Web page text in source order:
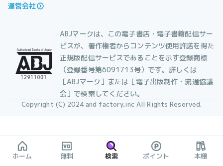
運営会社
ABJマークは、この電子書店・電子書籍配信サー
ビスが、著作権者からコンテンツ使用許諾を得た
正規版配信サービスであることを示す登録商標
（登録番号第6091713号）です。詳しくは
［ABJマーク］または［電子出版制作・流通協議
会］で検索してください。
Copyright (C) 2024 and factory,inc All Rights Reserved.
ホーム 無料 検索 ポイント 本棚